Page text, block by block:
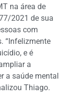
na área de
2021 de sua
com
“Infelizmente
e é
a
a saúde mental
Thiago.